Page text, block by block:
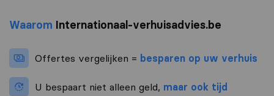
Waarom Internationaal-verhuisadvies.be
Offertes vergelijken = besparen op uw verhuis
U bespaart niet alleen geld, maar ook tijd